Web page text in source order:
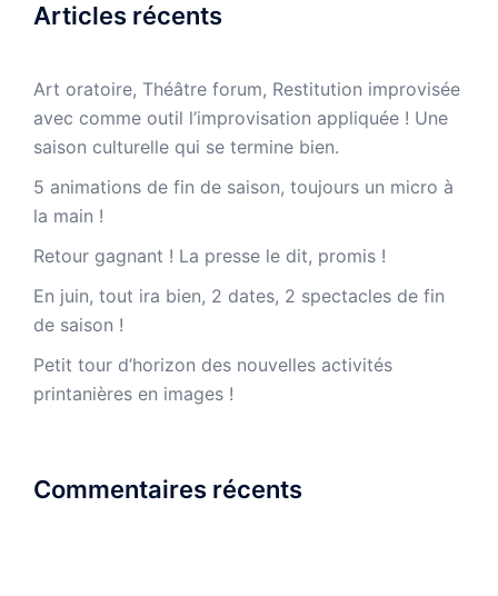
Articles récents
Art oratoire, Théâtre forum, Restitution improvisée
avec comme outil l’improvisation appliquée ! Une
saison culturelle qui se termine bien.
5 animations de fin de saison, toujours un micro à
la main !
Retour gagnant ! La presse le dit, promis !
En juin, tout ira bien, 2 dates, 2 spectacles de fin
de saison !
Petit tour d’horizon des nouvelles activités
printanières en images !
Commentaires récents